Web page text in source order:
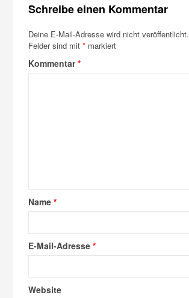
Schreibe einen Kommentar
Deine E-Mail-Adresse wird nicht veröffentlicht.
Felder sind mit* markiert
Kommentar*
Name*
E-Mail-Adresse*
Website